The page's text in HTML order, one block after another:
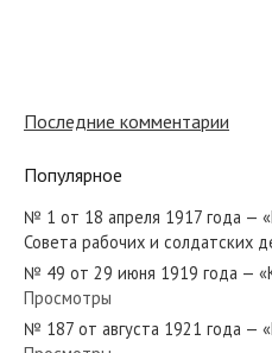
№ 262 от ноября 1967 года —
Последние комментарии
Популярное
№ 1 от 18 апреля 1917 года —
Совета рабочих и солдатских
№ 49 от 29 июня 1919 года —
Просмотры
№ 187 от августа 1921 года —